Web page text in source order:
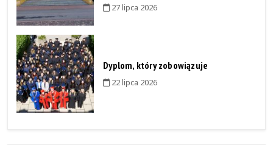
27 lipca 2026
Dyplom, który zobowiązuje
22 lipca 2026